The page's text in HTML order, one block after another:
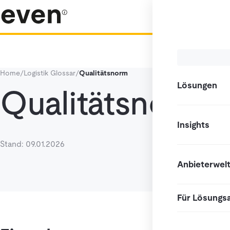
Lösungen
Insights
Anbieterwelt
Für
Home/Logistik Glossar/Qualitätsnorm
Qualitätsnorm
Stand: 09.01.2026